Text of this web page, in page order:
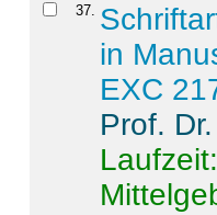
37.
in
EXC
Prof.